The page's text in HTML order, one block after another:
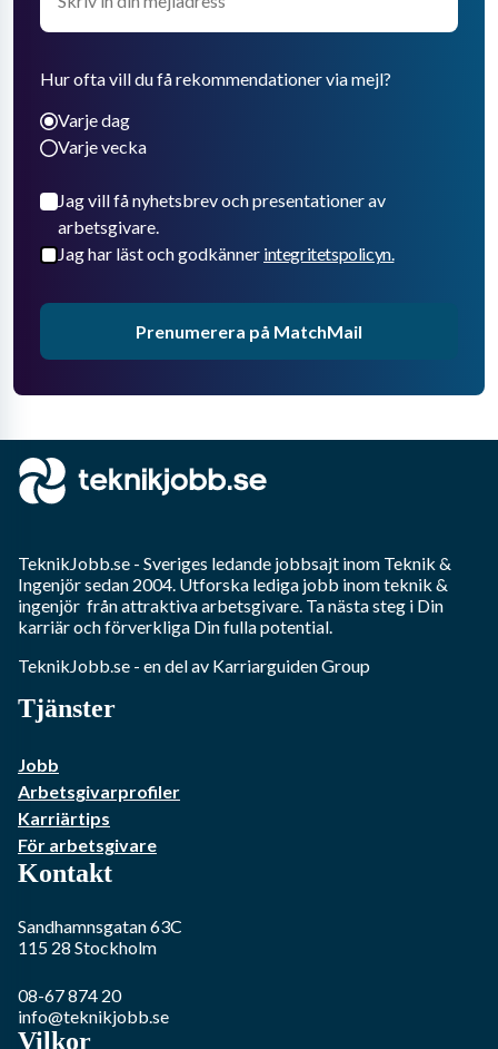
Hur ofta vill du få rekommendationer via mejl?
Varje dag
Varje vecka
Jag vill få nyhetsbrev och presentationer av
arbetsgivare.
Jag har läst och godkänner integritetspolicyn.
Prenumerera på MatchMail
TeknikJobb.se - Sveriges ledande jobbsajt inom Teknik &
Ingenjörsedan 2004. Utforska lediga jobb inomteknik &
ingenjör från attraktiva arbetsgivare. Ta nästa steg i Din
karriär och förverkliga Din fulla potential.
TeknikJobb.se - en del av Karriarguiden Group
Tjänster
Jobb
Arbetsgivarprofiler
Karriärtips
För arbetsgivare
Kontakt
Sandhamnsgatan 63C
115 28 Stockholm
08-67 874 20
info@teknikjobb.se
Vilkor